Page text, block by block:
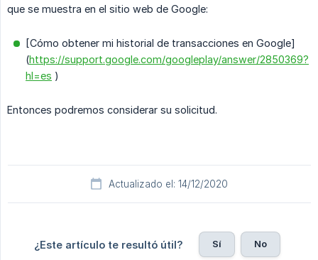
que se muestra en el sitio web de Google:
[Cómo obtener mi historial de transacciones en Google]
(https://support.google.com/googleplay/answer/2850369?
hl=es )
Entonces podremos considerar su solicitud.
Actualizado el: 14/12/2020
¿Este artículo te resultó útil? Sí No